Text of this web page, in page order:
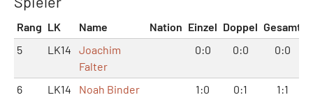
Rang LK Name Nation Einzel Doppel Gesamt
5
LK14
Joachim
Falter
0:0 0:0 0:0
6 LK14 Noah Binder 1:0 0:1
1:1